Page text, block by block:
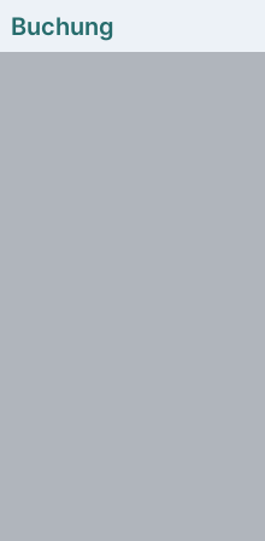
Buchung